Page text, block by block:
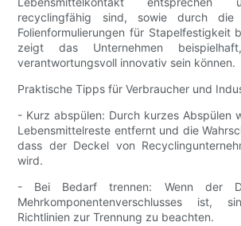
recyclingfähig sind, sowie durch die
Folienformulierungen für Stapelfestigkeit
zeigt das Unternehmen
verantwortungsvoll innovativ sein können.
Praktische Tipps für Verbraucher und
- Kurz abspülen: Durch kurzes Abspülen
Lebensmittelreste entfernt und die
dass der Deckel von
wird.
- Bei Bedarf trennen: Wenn der
Mehrkomponentenverschlusses ist,
Richtlinien zur Trennung zu beachten.